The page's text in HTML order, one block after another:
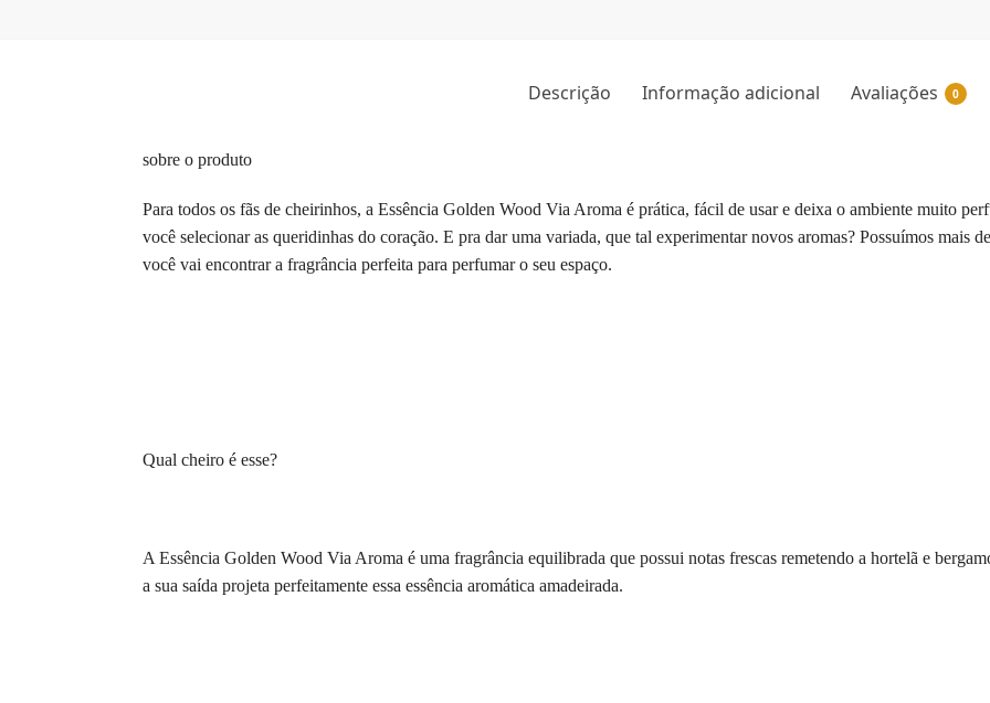
Descrição Informação adicional Avaliações 0
sobre o produto
Para todos os fãs de cheirinhos, a Essência Golden Wood Via Aroma é prática, fácil de usar e deixa o ambiente muito
você selecionar as queridinhas do coração. E pra dar uma variada, que tal experimentar novos aromas? Possuímos mais
você vai encontrar a fragrância perfeita para perfumar o seu espaço.
Qual cheiro é esse?
A Essência Golden Wood Via Aroma é uma fragrância equilibrada que possui notas frescas remetendo a hortelã e
a sua saída projeta perfeitamente essa essência aromática amadeirada.